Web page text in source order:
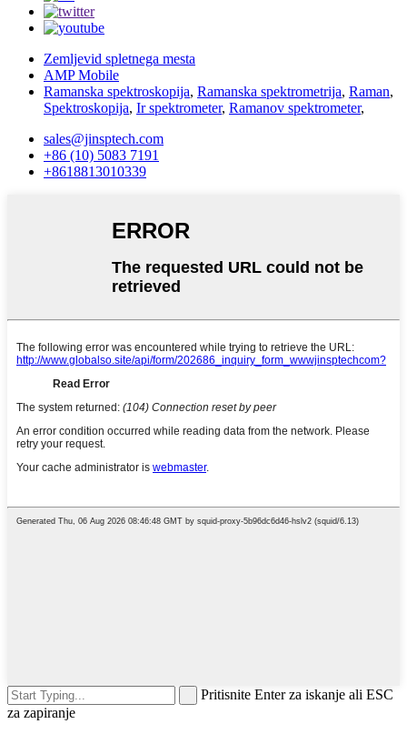
Zemljevid spletnega mesta
AMP Mobile
Ramanska spektroskopija, Ramanska spektrometrija, Raman,
Spektroskopija, Ir spektrometer, Ramanov spektrometer,
sales@jinsptech.com
+86 (10) 5083 7191
+8618813010339
Pritisnite Enter za iskanje ali ESC
za zapiranje